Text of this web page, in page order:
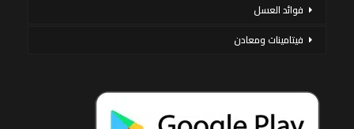
فوائد العسل
فيتامينات ومعادن